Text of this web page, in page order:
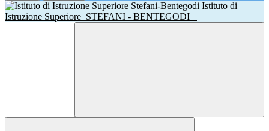
Istituto di
Istruzione Superiore STEFANI - BENTEGODI